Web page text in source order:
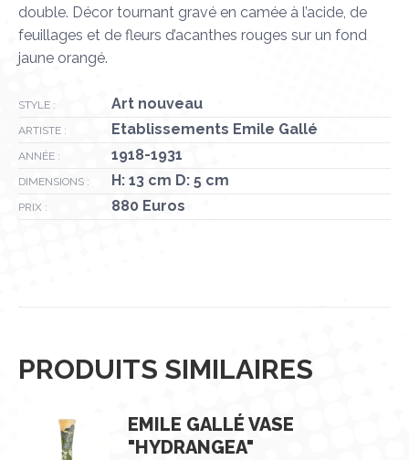
double. Décor tournant gravé en camée à l’acide, de
feuillages et de fleurs d’acanthes rouges sur un fond
jaune orangé.
STYLE : Art nouveau
ARTISTE : Etablissements Emile Gallé
ANNÉE : 1918-1931
DIMENSIONS : H: 13 cm D: 5 cm
PRIX : 880 Euros
PRODUITS SIMILAIRES
EMILE GALLÉ VASE
"HYDRANGEA"